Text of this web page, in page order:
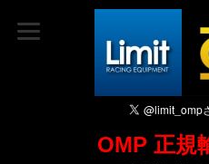
OMP 正規